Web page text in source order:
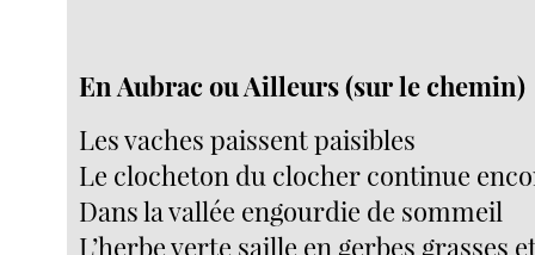
En Aubrac ou Ailleurs (sur le chemin)
Les vaches paissent paisibles
Le clocheton du clocher continue
Dans la vallée engourdie de sommeil
L’herbe verte saille en gerbes grasses